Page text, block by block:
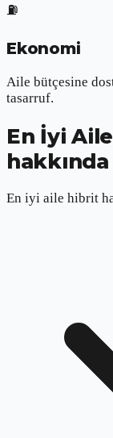
⛽
Ekonomi
Aile bütçesine
tasarruf.
En İyi
En iyi aile hibrit